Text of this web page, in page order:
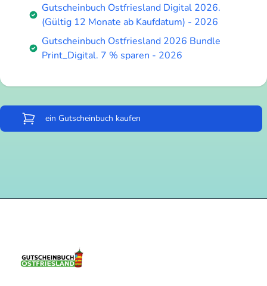
Gutscheinbuch Ostfriesland Digital 2026.
(Gültig 12 Monate ab Kaufdatum) - 2026
Gutscheinbuch Ostfriesland 2026 Bundle
Print_Digital. 7 % sparen - 2026
ein Gutscheinbuch kaufen